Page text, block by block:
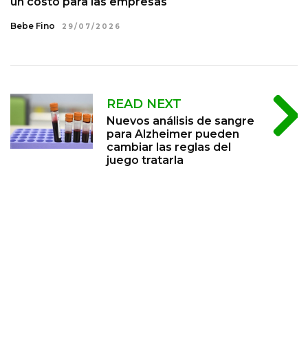
Bebe Fino 29/07/2026
READ NEXT
Nuevos análisis de sangre
para Alzheimer pueden
cambiar las reglas del
juego tratarla